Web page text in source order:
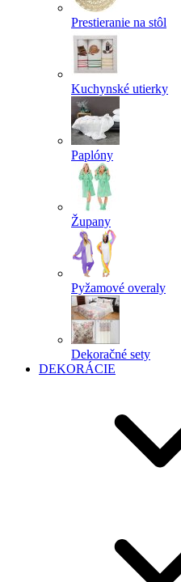
Prestieranie na stôl
Kuchynské utierky
Paplóny
Župany
Pyžamové overaly
Dekoračné sety
DEKORÁCIE